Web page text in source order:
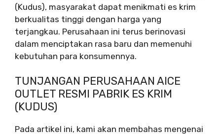
(Kudus), masyarakat dapat menikmati es krim
berkualitas tinggi dengan harga yang
terjangkau. Perusahaan ini terus berinovasi
dalam menciptakan rasa baru dan memenuhi
kebutuhan para konsumennya.
TUNJANGAN PERUSAHAAN AICE
OUTLET RESMI PABRIK ES KRIM
(KUDUS)
Pada artikel ini, kami akan membahas mengenai